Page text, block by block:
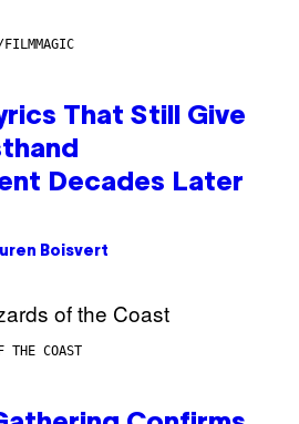
That Still Give
Decades Later
Boisvert
THE COAST